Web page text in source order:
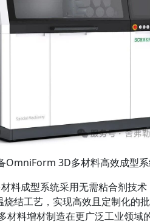
OmniForm 3D多材料高效成型
料成型系统采用无需粘合剂技
结工艺，实现高效且定制化的
料增材制造在更广泛工业领域的